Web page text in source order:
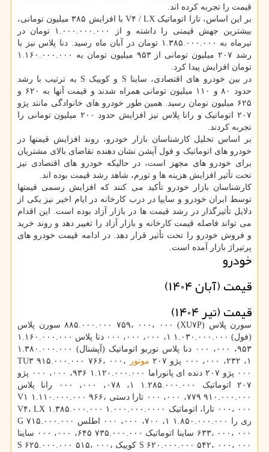
قیمت را تجربه کرده اند.
بر این اساس، تارا اتوماتیک V۴ / LX با افزایش ۳۸۵ میلیون تومانی،
بیشترین جهش قیمتی را داشته و از ۱.۰۰۰.۰۰۰.۰۰۰ تومان در
تیرماه به ۱.۳۸۵.۰۰۰.۰۰۰ تومان در آبان ماه رسید. دنا پلاس نیز با
رشد ۲۰۷ میلیون تومانی از ۹۵۳ میلیون تومان به ۱.۱۶۰.۰۰۰.۰۰۰
تومان افزایش پیدا کرد.
در بین خودرو های اقتصادی، ساینا S و کوییک S به ترتیب با رشد
حدود ۸۰ و ۱۱۰ میلیون تومانی همراه شدند و قیمت آنها به ۶۲۰ و
۶۲۵ میلیون تومان رسید. همین طور خودرو های خانوادگی مانند پژو
۲۰۷ اتوماتیک و رانا پلاس نیز افزایش حدود ۲۰۰ میلیون تومانی را
تجربه کردند.
بر اساس تحلیل کارشناسان بازار خودرو، روند افزایش قیمتها در
خودرو های اتوماتیک و فول آپشن نشان دهنده تقاضای بالای مشتریان
برای خودرو های مجهز است، در حالیکه خودرو های اقتصادی نیز
تحت تأثیر افزایش هزینه ها و تورم، شاهد رشد قیمت بوده اند.
کارشناسان بازار خودرو تأکید می کنند که افزایش رسمی قیمتها
توسط ایران خودرو و سایپا در درب کارخانه در ایام اخیر نیز یکی از
دلایل تأثیرگذار در رشد قیمت ها در بازار آزاد بوده است. این اقدام
می تواند فاصله قیمت کارخانه و بازار آزاد را تغییر دهد و روند خرید
و فروش خودرو را تحت تأثیر قرار دهد. در ادامه قیمت خودرو های
پرتیراژ بازار آمده است.
خودرو
قیمت (آبان ۱۴۰۴)
قیمت (تیر ۱۴۰۴)
سورن پلاس (XU۷P) ۸۸۵.۰۰۰.۰۰۰ ۷۵۹، ۰۰۰، ۰۰۰ سورن پلاس
(فول) ۱.۰۳۰.۰۰۰.۰۰۰ ۱، ۰۰۰، ۰۰۰، ۰۰۰ دنا پلاس ۱.۱۶۰.۰۰۰.۰۰۰
۹۵۳، ۰۰۰، ۰۰۰ دنا پلاس توربو اتوماتیک (آپشنال) ۱.۳۸۰.۰۰۰.۰۰۰
۱، ۲۳۲، ۰۰۰، ۰۰۰ پژو ۲۰۷
موتور
TU۳ ۹۱۵.۰۰۰.۰۰۰ ۷۶۶، ۰۰۰،
۰۰۰ پژو ۲۰۷ دنده ای پانوراما ۱.۱۲۰.۰۰۰.۰۰۰ ۹۳۶، ۰۰۰، ۰۰۰ پژو
۲۰۷ اتوماتیک ۱.۲۸۵.۰۰۰.۰۰۰ ۱، ۰۷۸، ۰۰۰، ۰۰۰ رانا پلاس
۹۱۰.۰۰۰.۰۰۰ ۷۷۹، ۰۰۰، ۰۰۰ تارا دستی V۱ ۱.۱۱۰.۰۰۰.۰۰۰ ۹۶۶،
۰۰۰، ۰۰۰ تارا، اتوماتیک V۴، LX ۱.۳۸۵.۰۰۰.۰۰۰ ۱.۰۰۰.۰۰۰.۰۰۰۰
ری را ۱.۸۵۰.۰۰۰.۰۰۰ ۱، ۷۰۰، ۰۰۰، ۰۰۰ اطلس G ۷۱۵.۰۰۰.۰۰۰
۶۳۳، ۰۰۰، ۰۰۰ ساینا اتوماتیک ۷۳۵.۰۰۰.۰۰۰ ۶۴۵، ۰۰۰، ۰۰۰ ساینا
S ۶۲۰.۰۰۰.۰۰۰ ۵۴۲، ۰۰۰، ۰۰۰ کوییک S ۶۲۵.۰۰۰.۰۰۰ ۵۱۵، ۰۰۰،